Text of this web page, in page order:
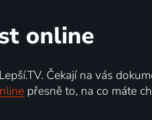
online
Čekají na vás
přesně to, na co máte